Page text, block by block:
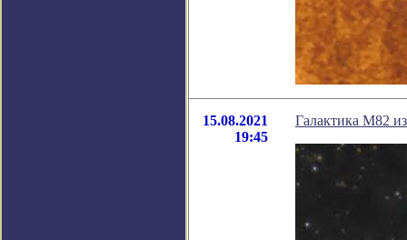
15.08.2021
19:45
Галактика М82